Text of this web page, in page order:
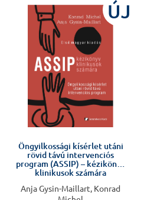
ÚJ
Öngyilkossági kísérlet utáni
rövid távú intervenciós
program (ASSIP) – kézikönyv
klinikusok számára
Anja Gysin-Maillart, Konrad